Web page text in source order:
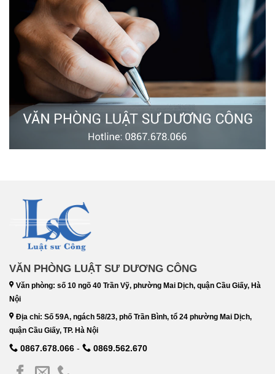
VĂN PHÒNG LUẬT SƯ DƯƠNG CÔNG
Văn phòng: số 10 ngõ 40 Trần Vỹ, phường Mai Dịch, quận Cầu Giấy, Hà
Nội
Địa chỉ: Số 59A, ngách 58/23, phố Trần Bình, tổ 24 phường Mai Dịch,
quận Cầu Giấy, TP. Hà Nội
0867.678.066 - 0869.562.670